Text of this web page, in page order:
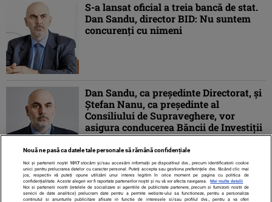
S-a lansat oficial a treia bancă de stat.
Dan Sandu, director BID: Nu suntem
concurenți cu nimeni
Dan Sandu, ca președinte Directorat, și
Ștefan Nanu, ca președinte al
Consiliului de Supraveghere, vor
asigura conducerea Băncii de Investiții
și Dezvoltare
Nouă ne pasă ca datele tale personale să rămână confidențiale
Noi și partenerii noștri 1017stocăm și/sau accesăm informații pe dispozitivul dvs., precum identificatorii cookie
unici pentru prelucrarea datelor cu caracter personal. Puteți accepta sau gestiona preferințele dvs. făcând clic mai
jos, respectiv vă puteți opune utilizării unui interes legitim în orice moment pe pagina cu politica de
confidențialitate. Aceste alegeri vor fi raportate partenerilor noștri și nu vă vor afecta navigarea.
Mai multe detalii
Noi si partenerii nostri (retelele de socializare si agentiile de publicitate partenere, precum si furnizorii nostri de
servicii de date analitice) prelucram date pentru a permite website-ului sa functioneze, pentru a personaliza
continutul si anunturile publicitare afisate in functie de interesele si/sau profilul dvs., pentru a va oferi